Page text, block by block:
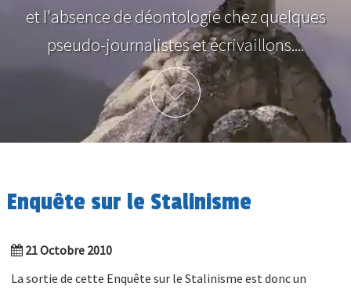
et l'absence de déontologie chez quelques
pseudo-journalistes et écrivaillons....
Plus d'info
Enquête sur le Stalinisme
21 Octobre 2010
La sortie de cette Enquête sur le Stalinisme est donc un